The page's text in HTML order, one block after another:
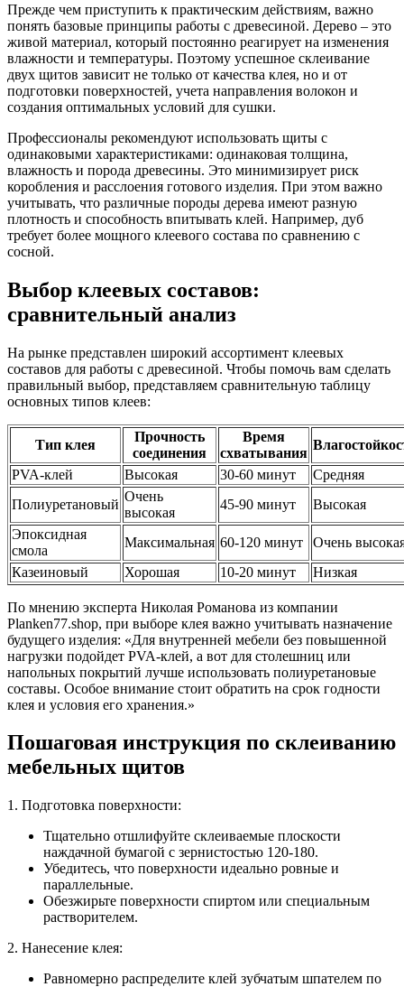
Прежде чем приступить к практическим действиям, важно
понять базовые принципы работы с древесиной. Дерево – это
живой материал, который постоянно реагирует на изменения
влажности и температуры. Поэтому успешное склеивание
двух щитов зависит не только от качества клея, но и от
подготовки поверхностей, учета направления волокон и
создания оптимальных условий для сушки.
Профессионалы рекомендуют использовать щиты с
одинаковыми характеристиками: одинаковая толщина,
влажность и порода древесины. Это минимизирует риск
коробления и расслоения готового изделия. При этом важно
учитывать, что различные породы дерева имеют разную
плотность и способность впитывать клей. Например, дуб
требует более мощного клеевого состава по сравнению с
сосной.
Выбор клеевых составов:
сравнительный анализ
На рынке представлен широкий ассортимент клеевых
составов для работы с древесиной. Чтобы помочь вам сделать
правильный выбор, представляем сравнительную таблицу
основных типов клеев:
Тип клея
Прочность
соединения
Время
схватывания
PVA-клей
Высокая 30-60 минут
Средняя
Полиуретановый
Очень
высокая
45-90 минут
Высокая
Эпоксидная
смола
Максимальная 60-120 минут
Очень
Казеиновый
Хорошая 10-20 минут Низкая
По мнению эксперта Николая Романова из компании
Planken77.shop, при выборе клея важно учитывать назначение
будущего изделия: «Для внутренней мебели без повышенной
нагрузки подойдет PVA-клей, а вот для столешниц или
напольных покрытий лучше использовать полиуретановые
составы. Особое внимание стоит обратить на срок годности
клея и условия его хранения.»
Пошаговая инструкция по склеиванию
мебельных щитов
1. Подготовка поверхности:
Тщательно отшлифуйте склеиваемые плоскости
наждачной бумагой с зернистостью 120-180.
Убедитесь, что поверхности идеально ровные и
параллельные.
Обезжирьте поверхности спиртом или специальным
растворителем.
2. Нанесение клея:
Равномерно распределите клей зубчатым шпателем по